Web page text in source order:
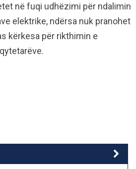
në fuqi udhëzimi për ndalimin
elektrike, ndërsa nuk pranohet
kërkesa për rikthimin e